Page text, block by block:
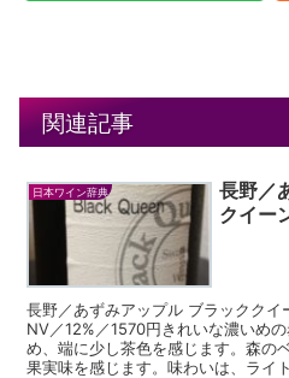
関連記事
日本ワイン辞典
長野／
クイー
長野／あずみアップル ブラッククイ
NV／12%／1570円きれいな濃いめ
め、端に少し茶色を感じます。森の
果実味を感じます。味わいは、ライ